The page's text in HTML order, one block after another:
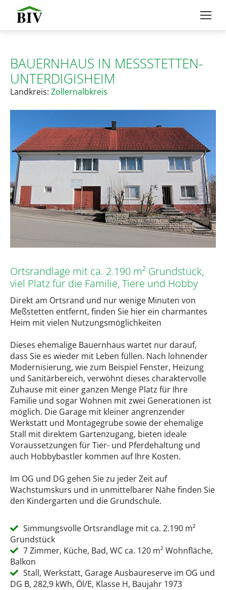
BAUERNHAUS IN MESSSTETTEN-U
NTERDIGISHEIM
Landkreis: Zollernalbkreis
Ortsrandlage mit ca. 2.190 m² Grundstück,
viel Platz für die Familie, Tiere und Hobby
Direkt am Ortsrand und nur wenige Minuten von
Meßstetten entfernt, finden Sie hier ein charmantes
Heim mit vielen Nutzungsmöglichkeiten
Dieses ehemalige Bauernhaus wartet nur darauf,
dass Sie es wieder mit Leben füllen. Nach lohnender
Modernisierung, wie zum Beispiel Fenster, Heizung
und Sanitärbereich, verwöhnt dieses charaktervolle
Zuhause mit einer ganzen Menge Platz für Ihre
Familie und sogar Wohnen mit zwei Generationen ist
möglich. Die Garage mit kleiner angrenzender
Werkstatt und Montagegrube sowie der ehemalige
Stall mit direktem Gartenzugang, bieten ideale
Voraussetzungen für Tier- und Pferdehaltung und
auch Hobbybastler kommen auf Ihre Kosten.
Im OG und DG gehen Sie zu jeder Zeit auf
Wachstumskurs und in unmittelbarer Nähe finden Sie
den Kindergarten und die Grundschule.
Simmungsvolle Ortsrandlage mit ca. 2.190 m²
Grundstück
7 Zimmer, Küche, Bad, WC ca. 120 m² Wohnfläche,
Balkon
Stall, Werkstatt, Garage Ausbaureserve im OG und
DG B, 282,9 kWh, Öl/E, Klasse H, Baujahr 1973